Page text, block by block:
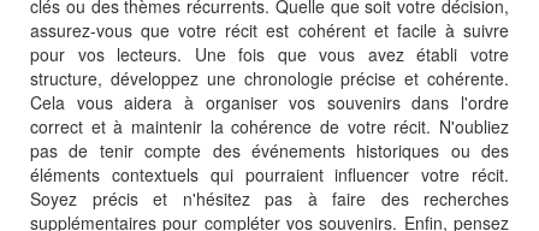
clés ou des thèmes récurrents. Quelle que soit votre décision,
assurez-vous que votre récit est cohérent et facile à suivre
pour vos lecteurs. Une fois que vous avez établi votre
structure, développez une chronologie précise et cohérente.
Cela vous aidera à organiser vos souvenirs dans l'ordre
correct et à maintenir la cohérence de votre récit. N'oubliez
pas de tenir compte des événements historiques ou des
éléments contextuels qui pourraient influencer votre récit.
Soyez précis et n'hésitez pas à faire des recherches
supplémentaires pour compléter vos souvenirs. Enfin, pensez